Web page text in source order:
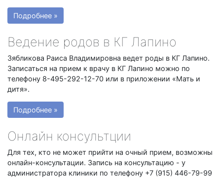
Подробнее »
Ведение родов в КГ Лапино
Зябликова Раиса Владимировна ведет роды в КГ Лапино.
Записаться на прием к врачу в КГ Лапино можно по
телефону 8-495-292-12-70 или в приложении «Мать и
дитя».
Подробнее »
Онлайн консультции
Для тех, кто не может прийти на очный прием, возможны
онлайн-консультации. Запись на консультацию - у
администратора клиники по телефону +7 (915) 446-79-99